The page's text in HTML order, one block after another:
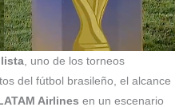
, uno de los torneos
del fútbol brasileño, el alcance
LATAM Airlines en un escenario